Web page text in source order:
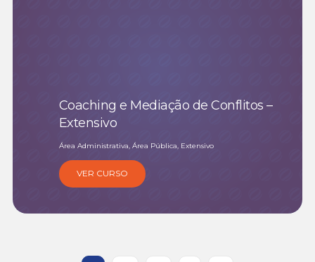
Coaching e Mediação de Conflitos –
Extensivo
Área Administrativa, Área Pública, Extensivo
VER CURSO